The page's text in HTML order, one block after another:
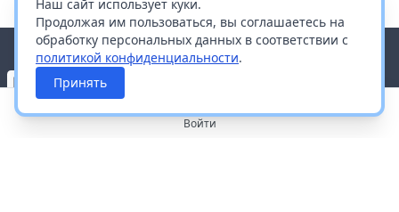
Наш сайт использует куки.
Продолжая им пользоваться, вы соглашаетесь на
обработку персональных данных в соответствии с
политикой конфиденциальности.
Принять
Войти